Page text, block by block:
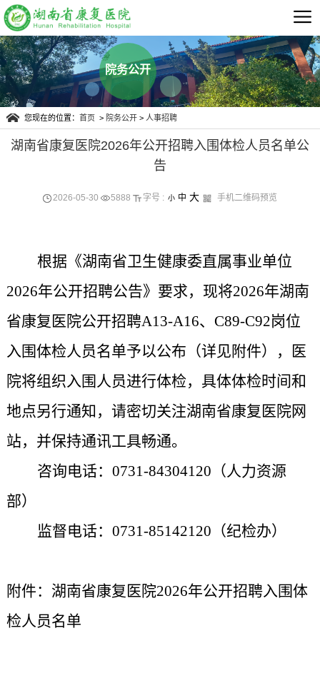
院务公开
您现在的位置： 首页> 院务公开> 人事招聘
湖南省康复医院2026年公开招聘入围体检人员名单公
告
2026-05-30 5888 字号 : 小 中 大 手机二维码预览
根据《湖南省卫生健康委直属事业单位
2026年公开招聘公告》要求，现将2026年湖南
省康复医院公开招聘A13-A16、C89-C92岗位
入围体检人员名单予以公布（详见附件），医
院将组织入围人员进行体检，具体体检时间和
地点另行通知，请密切关注湖南省康复医院网
站，并保持通讯工具畅通。
咨询电话： 0731-84304120（人力资源
部）
监督电话： 0731-85142120 （纪检办）
附件： 湖南省康复医院2026年公开招聘入围体
检人员名单